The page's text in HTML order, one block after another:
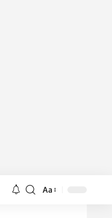
Lettergrootte
Aa